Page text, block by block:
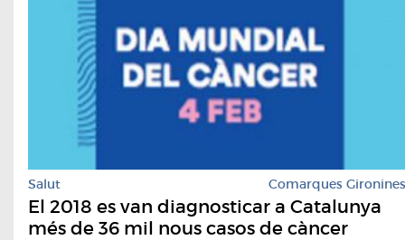
Salut Comarques Gironines
El 2018 es van diagnosticar a Catalunya
més de 36 mil nous casos de càncer